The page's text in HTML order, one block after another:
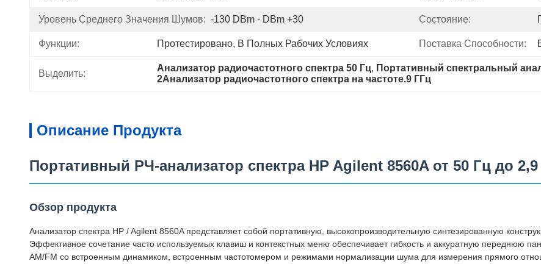
Уровень Среднего Значения Шумов: -130 DBm - DBm +30 Состояние:
Функции: Протестировано, В Полных Рабочих Условиях Поставка Способности:
Выделить:
Анализатор радиочастотного спектра 50 Гц, Портативный спектральный
2Анализатор радиочастотного спектра на частоте.9 ГГц
Описание Продукта
Портативный РЧ-анализатор спектра HP Agilent 8560A от 50 Гц до
Обзор продукта
Анализатор спектра HP / Agilent 8560A представляет собой портативную, высокопроизводительную синтезированную
Эффективное сочетание часто используемых клавиш и контекстных меню обеспечивает гибкость и аккуратную переднюю
AM/FM со встроенным динамиком, встроенным частотомером и режимами нормализации шума для измерения прямого